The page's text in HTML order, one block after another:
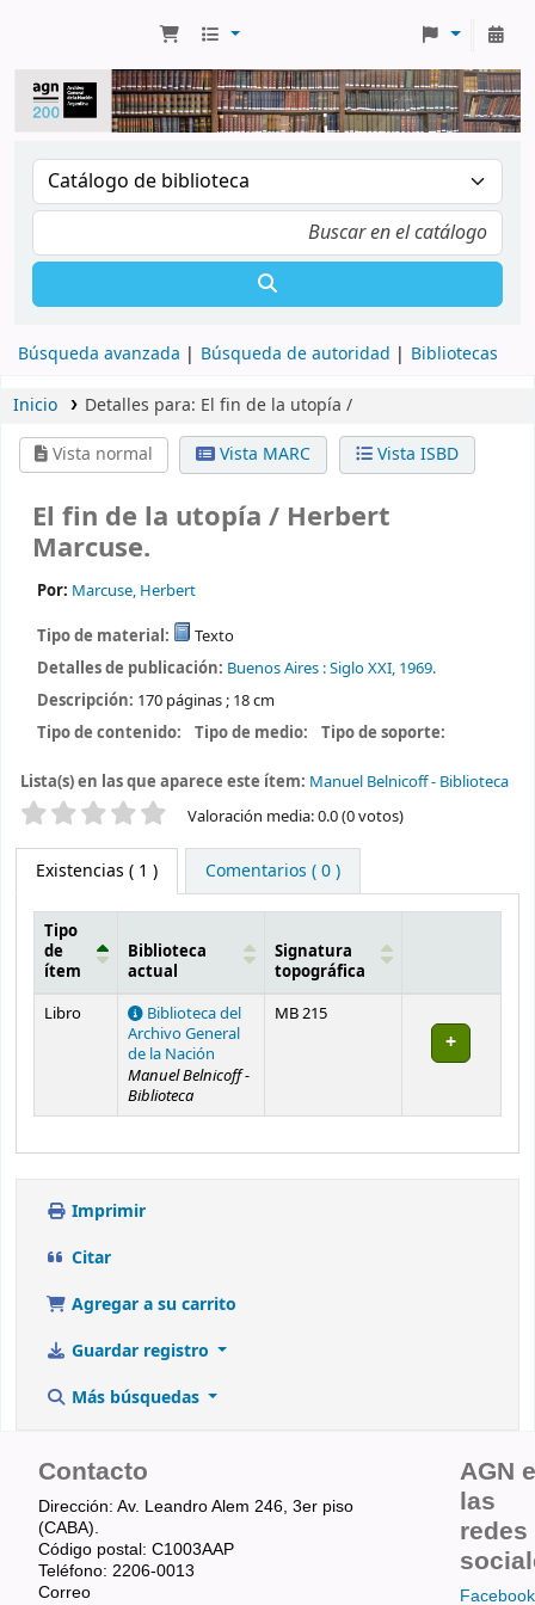
Búsqueda avanzada Búsqueda de autoridad Bibliotecas
Inicio Detalles para: El fin de la utopía /
Vista normal
Vista MARC Vista ISBD
El fin de la utopía / Herbert
Marcuse.
Por: Marcuse, Herbert
Tipo de material:
Texto
Detalles de publicación: Buenos Aires :Siglo XXI, 1969.
Descripción: 170 páginas ; 18 cm
Tipo de contenido:
Tipo de medio: Tipo de soporte:
Lista(s) en las que aparece este ítem: Manuel Belnicoff - Biblioteca
Valoración Valoración media: 0.0 (0 votos)
Existencias ( 1 ) Comentarios ( 0 )
Existencias
Tipo
de
ítem
Biblioteca
actual
Signatura
topográfica
Libro
Biblioteca del
Archivo General
de la Nación
Manuel Belnicoff -
Biblioteca
MB 215
Imprimir
Citar
Agregar a su carrito
Guardar registro
Más búsquedas
Contacto
Dirección: Av. Leandro Alem 246, 3er piso
(CABA).
Código postal: C1003AAP
Teléfono: 2206-0013
Correo
AGN
las
redes
Facebook